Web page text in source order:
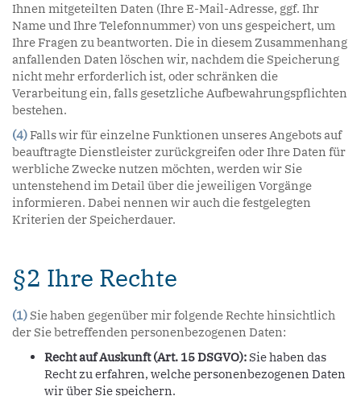
Ihnen mitgeteilten Daten (Ihre E-Mail-Adresse, ggf. Ihr
Name und Ihre Telefonnummer) von uns gespeichert, um
Ihre Fragen zu beantworten. Die in diesem Zusammenhang
anfallenden Daten löschen wir, nachdem die Speicherung
nicht mehr erforderlich ist, oder schränken die
Verarbeitung ein, falls gesetzliche Aufbewahrungspflichten
bestehen.
(4)Falls wir für einzelne Funktionen unseres Angebots auf
beauftragte Dienstleister zurückgreifen oder Ihre Daten für
werbliche Zwecke nutzen möchten, werden wir Sie
untenstehend im Detail über die jeweiligen Vorgänge
informieren. Dabei nennen wir auch die festgelegten
Kriterien der Speicherdauer.
§2 Ihre Rechte
(1) Sie haben gegenüber mir folgende Rechte hinsichtlich
der Sie betreffenden personenbezogenen Daten:
Recht auf Auskunft (Art. 15 DSGVO): Sie haben das
Recht zu erfahren, welche personenbezogenen Daten
wir über Sie speichern.